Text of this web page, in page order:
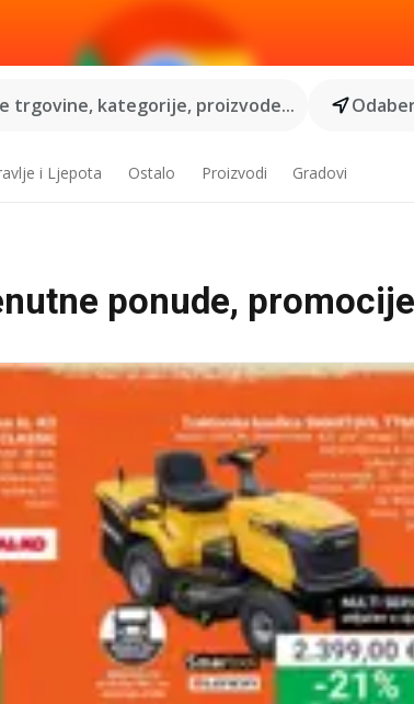
trgovine, kategorije, proizvode...
i Ljepota Ostalo Proizvodi Gradovi
ponude,